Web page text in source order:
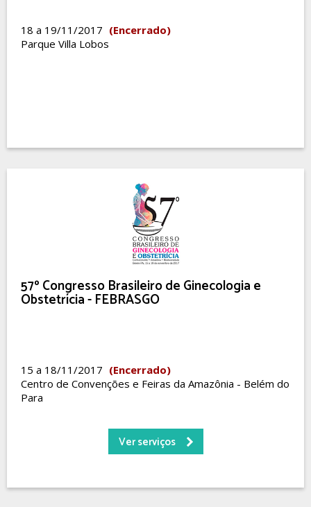
18 a 19/11/2017 (Encerrado)
Parque Villa Lobos
57º Congresso Brasileiro de Ginecologia e
Obstetrícia - FEBRASGO
15 a 18/11/2017 (Encerrado)
Centro de Convenções e Feiras da Amazônia - Belém do
Para
Ver serviços